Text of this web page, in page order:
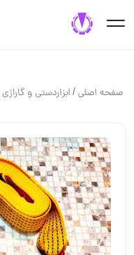
صفحه اصلی/ابزاردستی و گاراژی